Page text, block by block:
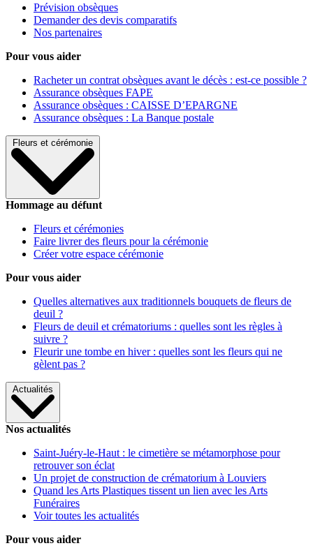
Prévision obsèques
Demander des devis comparatifs
Nos partenaires
Pour vous aider
Racheter un contrat obsèques avant le décès : est-ce possible ?
Assurance obsèques FAPE
Assurance obsèques : CAISSE D’EPARGNE
Assurance obsèques : La Banque postale
Fleurs et cérémonie
Hommage au défunt
Fleurs et cérémonies
Faire livrer des fleurs pour la cérémonie
Créer votre espace cérémonie
Pour vous aider
Quelles alternatives aux traditionnels bouquets de fleurs de
deuil ?
Fleurs de deuil et crématoriums : quelles sont les règles à
suivre ?
Fleurir une tombe en hiver : quelles sont les fleurs qui ne
gèlent pas ?
Actualités
Nos actualités
Saint-Juéry-le-Haut : le cimetière se métamorphose pour
retrouver son éclat
Un projet de construction de crématorium à Louviers
Quand les Arts Plastiques tissent un lien avec les Arts
Funéraires
Voir toutes les actualités
Pour vous aider